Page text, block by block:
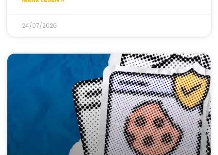
24/07/2026